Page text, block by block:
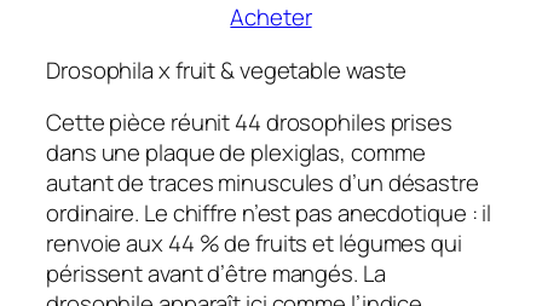
Acheter
Drosophila x fruit & vegetable waste
Cette pièce réunit 44 drosophiles prises
dans une plaque de plexiglas, comme
autant de traces minuscules d’un désastre
ordinaire. Le chiffre n’est pas anecdotique : il
renvoie aux 44 % de fruits et légumes qui
périssent avant d’être mangés. La